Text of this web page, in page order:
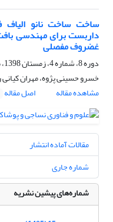
ساخت ساخت نانو الیاف
داربست برای ‏مهندسی
غضروف مفصلی
دوره 8، شماره 4، زمستان 1398، صفحه
خسرو حسینی پژوه، مهران کیانی
مشاهده مقاله
اصل مقاله
مقالات آماده انتشار
شماره جاری
شماره‌های پیشین نشریه